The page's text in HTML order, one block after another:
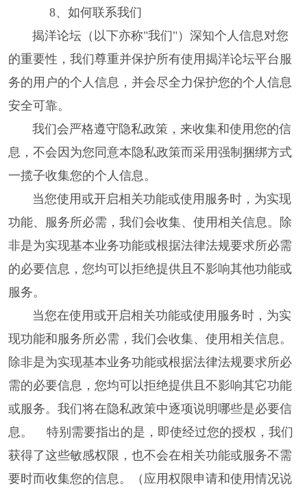
8、如何联系我们
揭洋论坛（以下亦称"我们"）深知个人信息对您
的重要性，我们尊重并保护所有使用揭洋论坛平台服
务的用户的个人信息，并会尽全力保护您的个人信息
安全可靠。
我们会严格遵守隐私政策，来收集和使用您的信
息，不会因为您同意本隐私政策而采用强制捆绑方式
一揽子收集您的个人信息。
当您使用或开启相关功能或使用服务时，为实现
功能、服务所必需，我们会收集、使用相关信息。除
非是为实现基本业务功能或根据法律法规要求所必需
的必要信息，您均可以拒绝提供且不影响其他功能或
服务。
当您在使用或开启相关功能或使用服务时，为实
现功能和服务所必需，我们会收集、使用相关信息。
除非是为实现基本业务功能或根据法律法规要求所必
需的必要信息，您均可以拒绝提供且不影响其它功能
或服务。我们将在隐私政策中逐项说明哪些是必要信
息。 特别需要指出的是，即使经过您的授权，我们
获得了这些敏感权限，也不会在相关功能或服务不需
要时而收集您的信息。（应用权限申请和使用情况说